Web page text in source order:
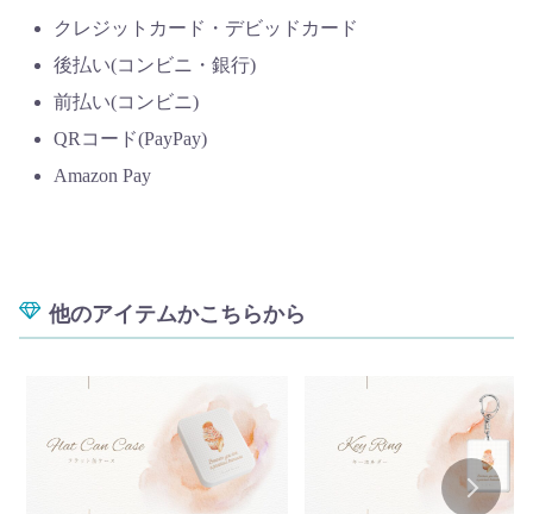
クレジットカード・デビッドカード
後払い(コンビニ・銀行)
前払い(コンビニ)
QRコード(PayPay)
Amazon Pay
他のアイテムかこちらから